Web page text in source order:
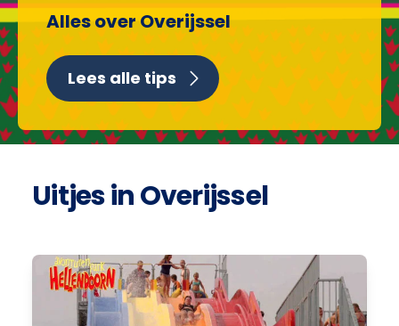
Alles over Overijssel
Lees alle tips
Uitjes in Overijssel